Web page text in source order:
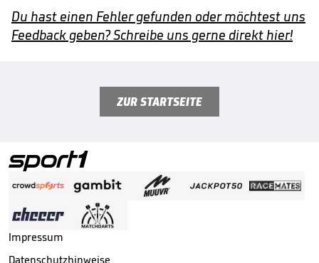
Du hast einen Fehler gefunden oder möchtest uns
Feedback geben? Schreibe uns gerne direkt hier!
ZUR STARTSEITE
Impressum
Datenschutzhinweise